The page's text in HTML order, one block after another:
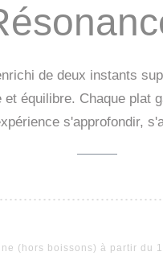
de deux instants
équilibre. Chaque plat
s'approfondir,
(hors boissons) à partir du